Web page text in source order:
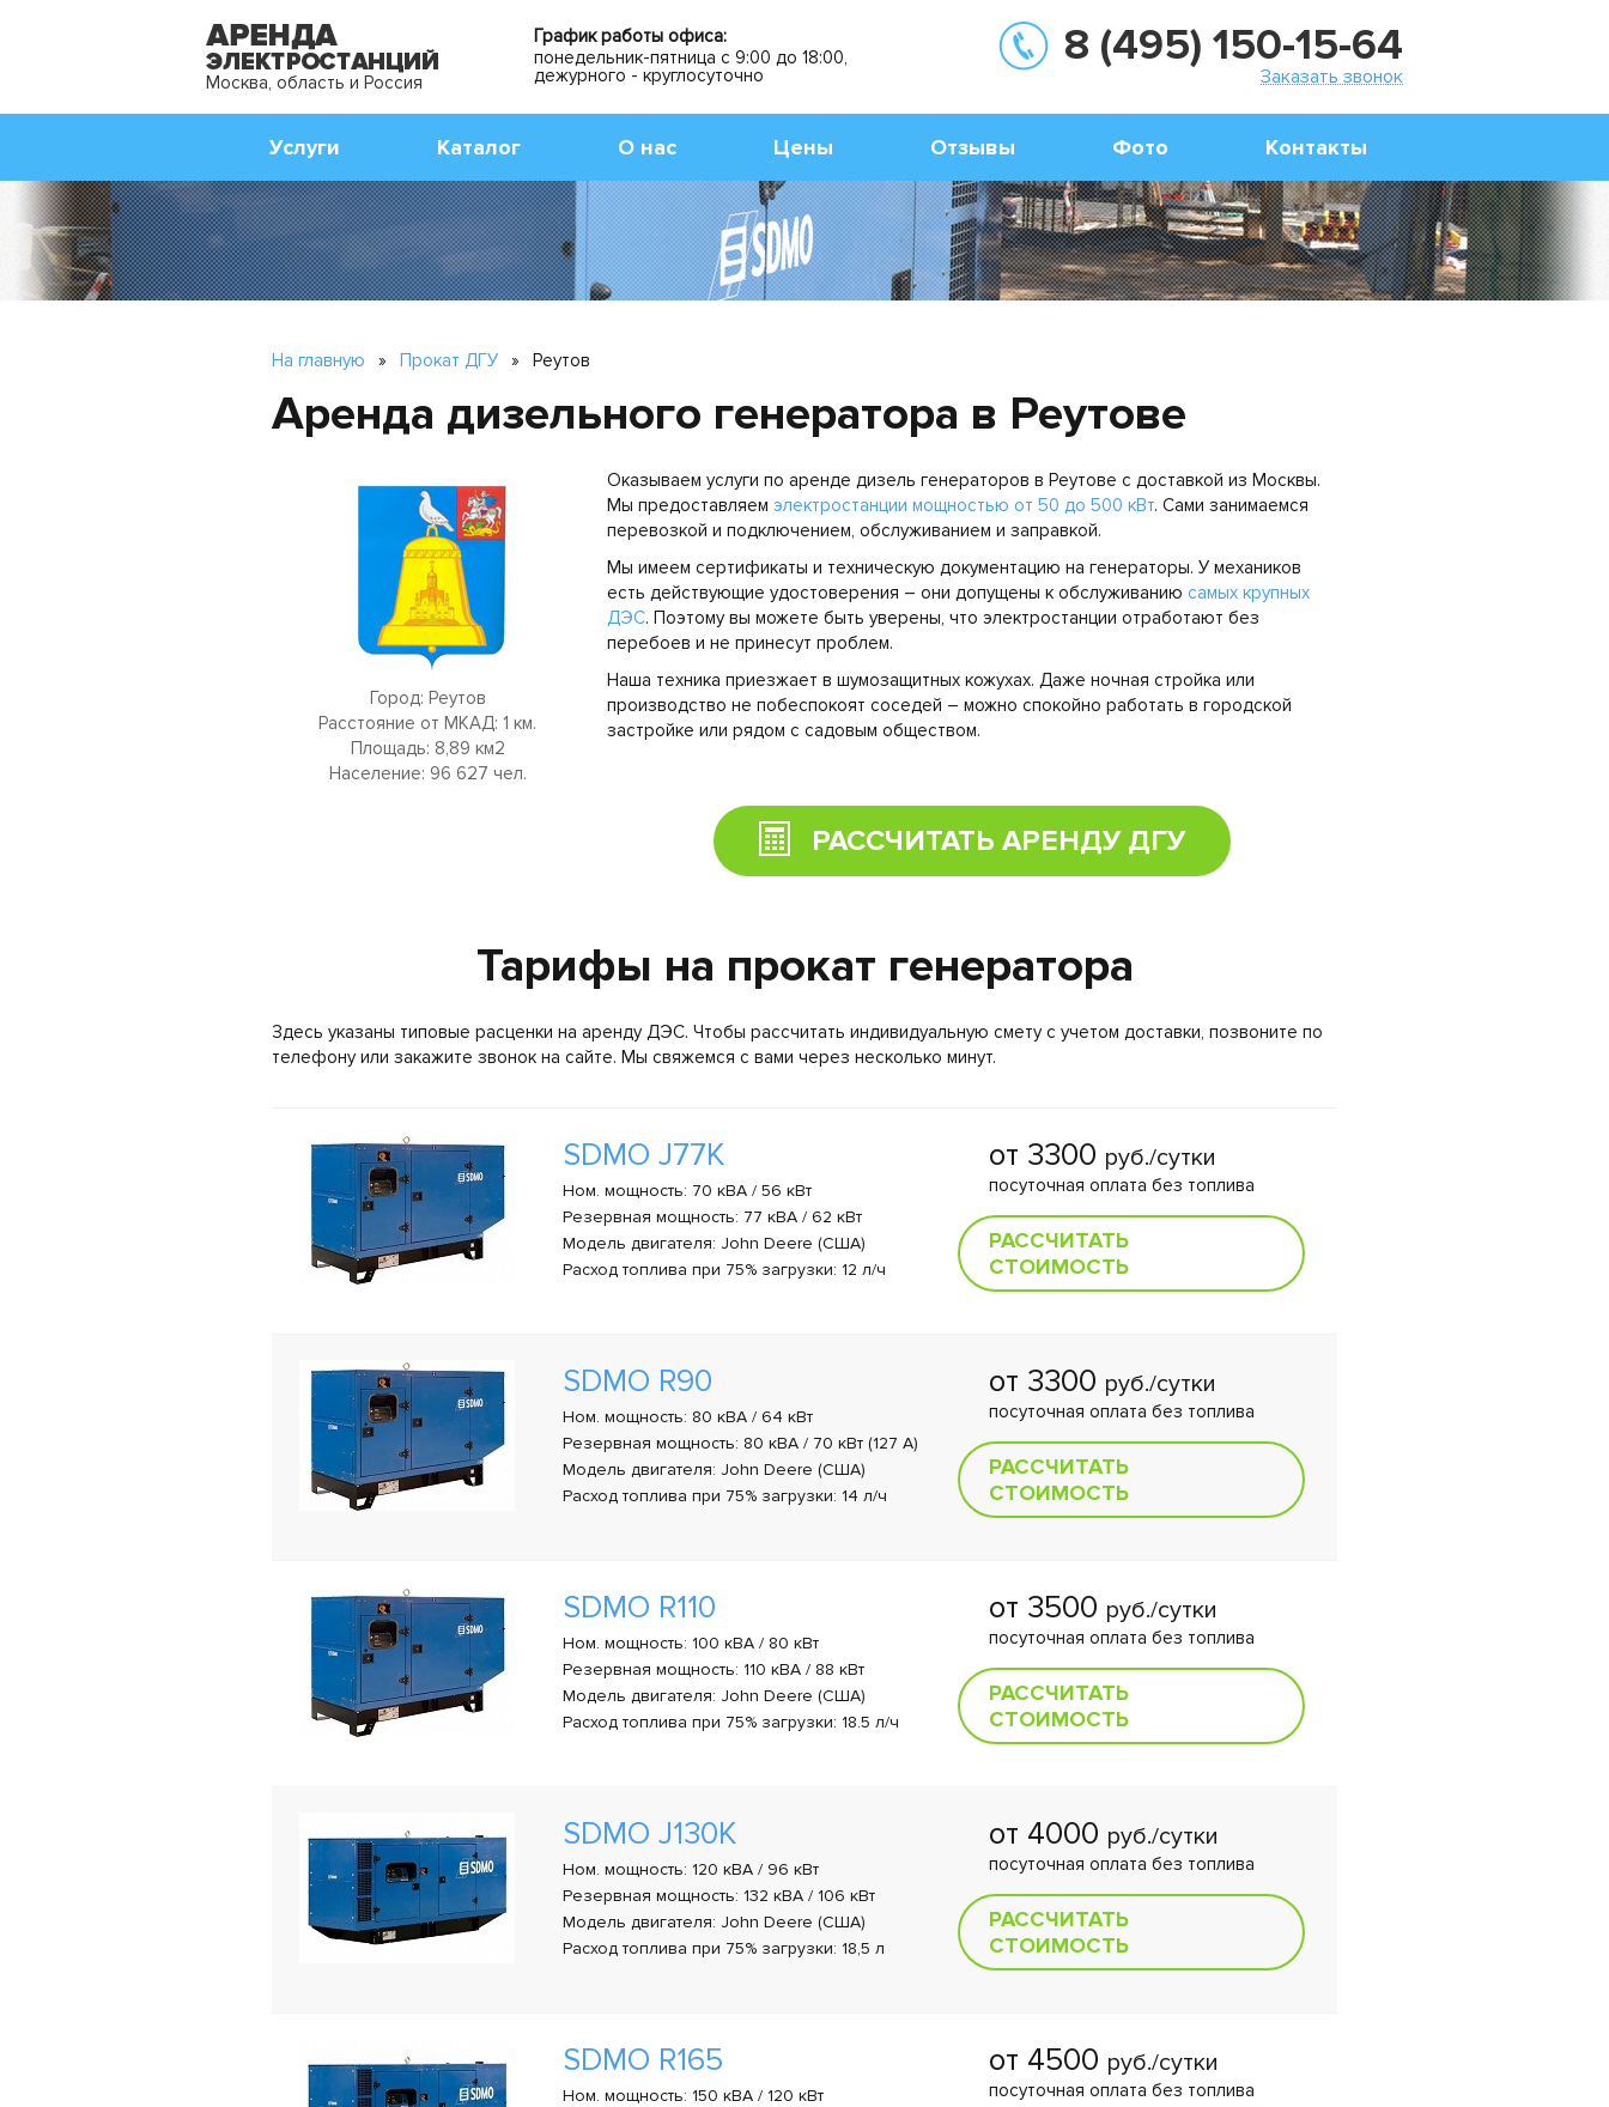
Москва, область и Россия
График работы офиса:
понедельник-пятница с 9:00 до 18:00,
дежурного - круглосуточно
8 (495) 150-15-64
Заказать звонок
Услуги Каталог О нас Цены Отзывы Фото Контакты
На главную » Прокат ДГУ » Реутов
Аренда дизельного генератора в Реутове
Город: Реутов
Расстояние от МКАД: 1 км.
Площадь: 8,89 км2
Население: 96 627 чел.
Оказываем услуги по аренде дизель генераторов в Реутове с доставкой из Москвы.
Мы предоставляем электростанции мощностью от 50 до 500 кВт. Сами занимаемся
перевозкой и подключением, обслуживанием и заправкой.
Мы имеем сертификаты и техническую документацию на генераторы. У механиков
есть действующие удостоверения – они допущены к обслуживанию самых крупных
ДЭС. Поэтому вы можете быть уверены, что электростанции отработают без
перебоев и не принесут проблем.
Наша техника приезжает в шумозащитных кожухах. Даже ночная стройка или
производство не побеспокоят соседей – можно спокойно работать в городской
застройке или рядом с садовым обществом.
РАССЧИТАТЬ АРЕНДУ ДГУ
Тарифы на прокат генератора
Здесь указаны типовые расценки на аренду ДЭС. Чтобы рассчитать индивидуальную смету с учетом доставки, позвоните по
телефону или закажите звонок на сайте. Мы свяжемся с вами через несколько минут.
SDMO J77K
Ном. мощность: 70 кВА / 56 кВт
Резервная мощность: 77 кВА / 62 кВт
Модель двигателя: John Deere (США)
Расход топлива при 75% загрузки: 12 л/ч
от 3300 руб./сутки
посуточная оплата без топлива
РАССЧИТАТЬ
СТОИМОСТЬ
SDMO R90
Ном. мощность: 80 кВА / 64 кВт
Резервная мощность: 80 кВА / 70 кВт (127 A)
Модель двигателя: John Deere (США)
Расход топлива при 75% загрузки: 14 л/ч
от 3300 руб./сутки
посуточная оплата без топлива
РАССЧИТАТЬ
СТОИМОСТЬ
SDMO R110
Ном. мощность: 100 кВА / 80 кВт
Резервная мощность: 110 кВА / 88 кВт
Модель двигателя: John Deere (США)
Расход топлива при 75% загрузки: 18.5 л/ч
от 3500 руб./сутки
посуточная оплата без топлива
РАССЧИТАТЬ
СТОИМОСТЬ
SDMO J130K
Ном. мощность: 120 кВА / 96 кВт
Резервная мощность: 132 кВА / 106 кВт
Модель двигателя: John Deere (США)
Расход топлива при 75% загрузки: 18,5 л
от 4000 руб./сутки
посуточная оплата без топлива
РАССЧИТАТЬ
СТОИМОСТЬ
SDMO R165
Ном. мощность: 150 кВА / 120 кВт
от 4500 руб./сутки
посуточная оплата без топлива